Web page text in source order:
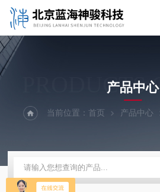
PRODUCTS
产品中心
当前位置： 首页 产品中心